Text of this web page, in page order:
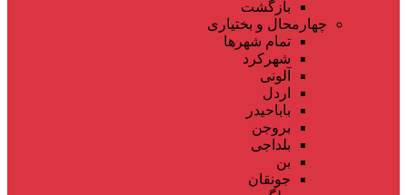
بازگشت
چهارمحال و بختیاری
تمام شهر‌ها
شهرکرد
آلونی
اردل
باباحیدر
بروجن
بلداجی
بن
جونقان